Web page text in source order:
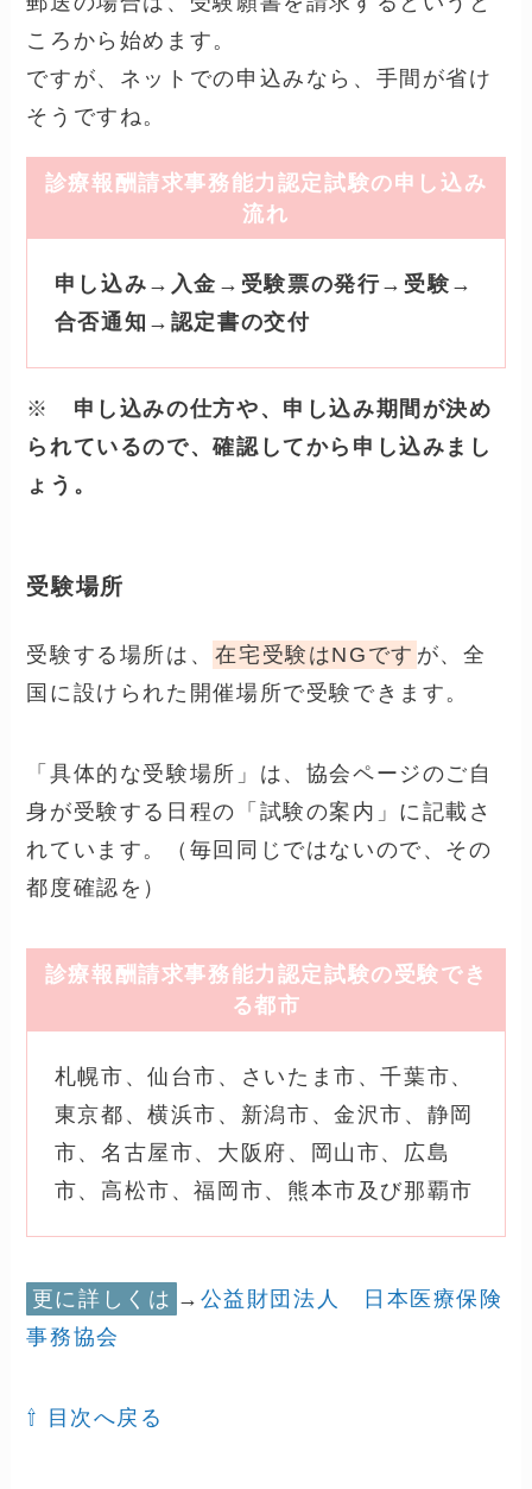
診療報酬請求事務能力認定試験は、主催する
「日本医療保険事務協会」へ申し込みます。
受験票発行の申込みが最初です。
ころから始めます。
そうですね。
申し込み→入金→ 受験票の発行→受験→
合否通知→ 認定書の交付
られているので、確認してから申し込みまし
受験場所
受験する場所は、 在宅受験はNGですが、全
「具体的な受験場所」は、協会ページのご自
身が受験する日程の「試験の案内」に記載さ
都度確認を）